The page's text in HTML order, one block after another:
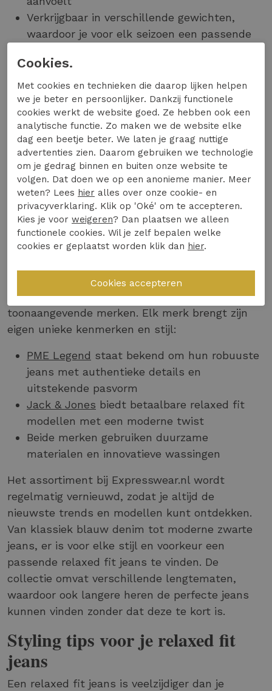
Verkrijgbaar in verschillende gewichten,
waardoor je voor elk seizoen een passende
geperfectioneerd met innovatieve materialen die
duurzaamheid combineren met comfort. De
broeken behouden hun vorm, zelfs na veelvuldig
wassen, waardoor je lang plezier hebt van je
aankoop. Voor heren die waarde hechten aan
bewegingsvrijheid zonder in te leveren op stijl, is
de relaxed fit jeans de ideale keuze voor zowel
werk als vrije tijd.
Topmerken in relaxed fit bij
Expresswear.nl
Bij Expresswear.nl vind je een zorgvuldig
geselecteerd aanbod van relaxed fit jeans van
toonaangevende merken. Elk merk brengt zijn
eigen unieke kenmerken en stijl:
PME Legend staat bekend om hun robuuste
jeans met authentieke details en
uitstekende pasvorm
Jack & Jones biedt betaalbare relaxed fit
modellen met een moderne twist
Beide merken gebruiken duurzame
materialen en innovatieve wassingen
Het assortiment bij Expresswear.nl wordt
regelmatig vernieuwd, zodat je altijd de
nieuwste trends en modellen kunt ontdekken.
Van klassiek blauw denim tot moderne zwarte
jeans, er is voor elke stijl en voorkeur een
passende relaxed fit jeans te vinden. De
collectie omvat verschillende lengtematen,
waardoor ook langere heren de perfecte jeans
kunnen vinden zonder dat deze te kort is.
Styling tips voor je relaxed fit
jeans
Een relaxed fit jeans is veelzijdiger dan je
Cookies.
Met cookies en technieken die daarop lijken helpen
we je beter en persoonlijker. Dankzij functionele
cookies werkt de website goed. Ze hebben ook een
analytische functie. Zo maken we de website elke
dag een beetje beter. We laten je graag nuttige
advertenties zien. Daarom gebruiken we technologie
om je gedrag binnen en buiten onze website te
volgen. Dat doen we op een anonieme manier. Meer
weten? Lees hier alles over onze cookie- en
privacyverklaring. Klik op 'Oké' om te accepteren.
Kies je voor weigeren? Dan plaatsen we alleen
functionele cookies. Wil je zelf bepalen welke
cookies er geplaatst worden klik dan hier.